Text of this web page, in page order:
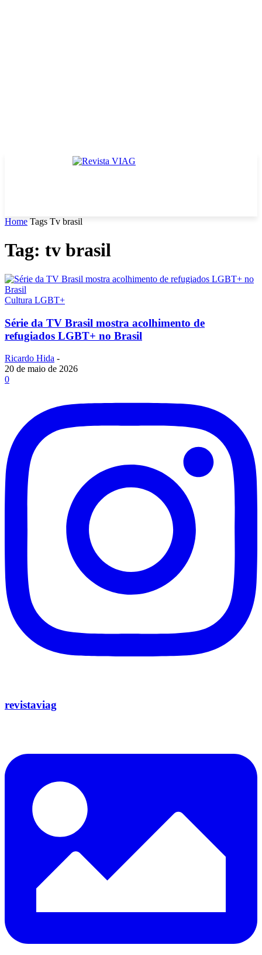
Home Tags Tv brasil
Tag: tv brasil
Cultura LGBT+
Série da TV Brasil mostra acolhimento de
refugiados LGBT+ no Brasil
Ricardo Hida -
20 de maio de 2026
0
revistaviag